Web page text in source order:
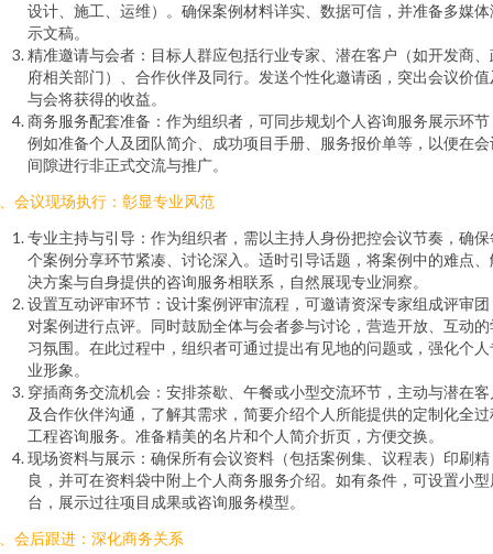
设计、施工、运维）。确保案例材料详实、数据可信，并准备多媒体
示文稿。
精准邀请与会者：目标人群应包括行业专家、潜在客户（如开发商、
府相关部门）、合作伙伴及同行。发送个性化邀请函，突出会议价值
与会将获得的收益。
商务服务配套准备：作为组织者，可同步规划个人咨询服务展示环节
例如准备个人及团队简介、成功项目手册、服务报价单等，以便在会
间隙进行非正式交流与推广。
会议现场执行：彰显专业风范
专业主持与引导：作为组织者，需以主持人身份把控会议节奏，确保
个案例分享环节紧凑、讨论深入。适时引导话题，将案例中的难点、
决方案与自身提供的咨询服务相联系，自然展现专业洞察。
设置互动评审环节：设计案例评审流程，可邀请资深专家组成评审团
对案例进行点评。同时鼓励全体与会者参与讨论，营造开放、互动的
习氛围。在此过程中，组织者可通过提出有见地的问题或，强化个人
业形象。
穿插商务交流机会：安排茶歇、午餐或小型交流环节，主动与潜在客
及合作伙伴沟通，了解其需求，简要介绍个人所能提供的定制化全过
工程咨询服务。准备精美的名片和个人简介折页，方便交换。
现场资料与展示：确保所有会议资料（包括案例集、议程表）印刷精
良，并可在资料袋中附上个人商务服务介绍。如有条件，可设置小型
台，展示过往项目成果或咨询服务模型。
会后跟进：深化商务关系